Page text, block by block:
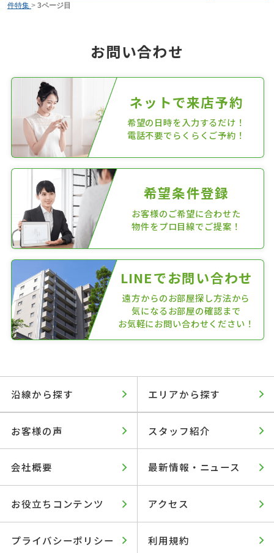
件特集 > 3ページ目
お問い合わせ
ネットで来店予約
希望の日時を入力するだけ！
電話不要でらくらくご予約！
希望条件登録
お客様のご希望に合わせた
物件をプロ目線でご提案！
LINEでお問い合わせ
遠方からのお部屋探し方法から
気になるお部屋の確認まで
お気軽にお問い合わせください！
沿線から探す エリアから探す
お客様の声 スタッフ紹介
会社概要 最新情報・ニュース
お役立ちコンテンツ アクセス
プライバシーポリシー 利用規約